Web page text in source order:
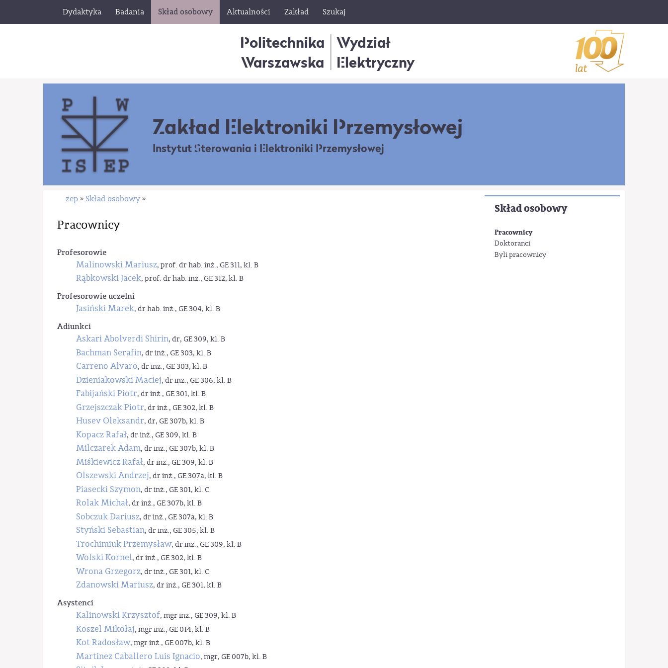
Dydaktyka Badania Skład osobowy Aktualności Zakład Szukaj
Politechnika
Warszawska
Wydział
Elektryczny
Zakład Elektroniki Przemysłowej
Instytut Sterowania i Elektroniki Przemysłowej
Skład osobowy
Pracownicy
Doktoranci
Byli pracownicy
zep » Skład osobowy »
Pracownicy
Profesorowie
Malinowski Mariusz, prof. dr hab. inż., GE 311, kl. B
Rąbkowski Jacek, prof. dr hab. inż., GE 312, kl. B
Profesorowie uczelni
Jasiński Marek, dr hab. inż., GE 304, kl. B
Adiunkci
Askari Abolverdi Shirin, dr, GE 309, kl. B
Bachman Serafin, dr inż., GE 303, kl. B
Carreno Alvaro, dr inż., GE 303, kl. B
Dzieniakowski Maciej, dr inż., GE 306, kl. B
Fabijański Piotr, dr inż., GE 301, kl. B
Grzejszczak Piotr, dr inż., GE 302, kl. B
Husev Oleksandr, dr, GE 307b, kl. B
Kopacz Rafał, dr inż., GE 309, kl. B
Milczarek Adam, dr inż., GE 307b, kl. B
Miśkiewicz Rafał, dr inż., GE 309, kl. B
Olszewski Andrzej, dr inż., GE 307a, kl. B
Piasecki Szymon, dr inż., GE 301, kl. C
Rolak Michał, dr inż., GE 307b, kl. B
Sobczuk Dariusz, dr inż., GE 307a, kl. B
Styński Sebastian, dr inż., GE 305, kl. B
Trochimiuk Przemysław, dr inż., GE 309, kl. B
Wolski Kornel, dr inż., GE 302, kl. B
Wrona Grzegorz, dr inż., GE 301, kl. C
Zdanowski Mariusz, dr inż., GE 301, kl. B
Asystenci
Kalinowski Krzysztof, mgr inż., GE 309, kl. B
Koszel Mikołaj, mgr inż., GE 014, kl. B
Kot Radosław, mgr inż., GE 007b, kl. B
Martinez Caballero Luis Ignacio, mgr, GE 007b, kl. B